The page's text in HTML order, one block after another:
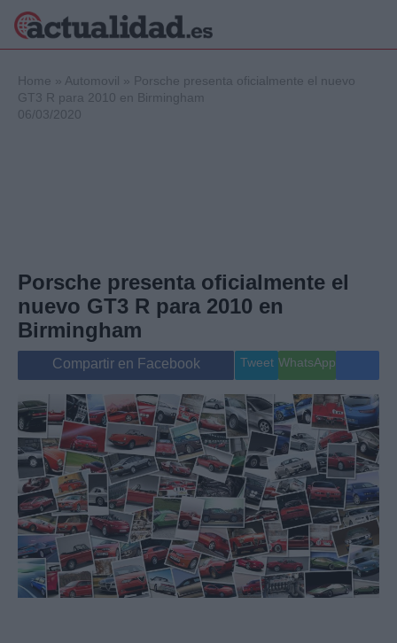
Internacional
Viajes
Gente
Musica
Home » Automovil » Porsche presenta oficialmente el nuevo
GT3 R para 2010 en Birmingham
06/03/2020
Porsche presenta oficialmente el
nuevo GT3 R para 2010 en
Birmingham
Compartir en Facebook Tweet WhatsApp